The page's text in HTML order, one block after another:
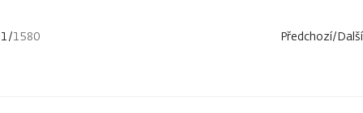
1/1580 Předchozí/Další